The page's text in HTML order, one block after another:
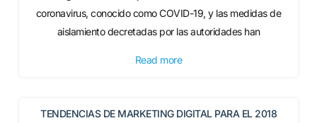
coronavirus, conocido como COVID-19, y las medidas de
aislamiento decretadas por las autoridades han
Read more
TENDENCIAS DE MARKETING DIGITAL PARA EL 2018